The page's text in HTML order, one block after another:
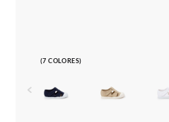
(7 COLORES)